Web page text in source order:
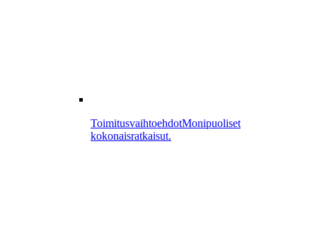
ToimitusvaihtoehdotMonipuoliset
kokonaisratkaisut.